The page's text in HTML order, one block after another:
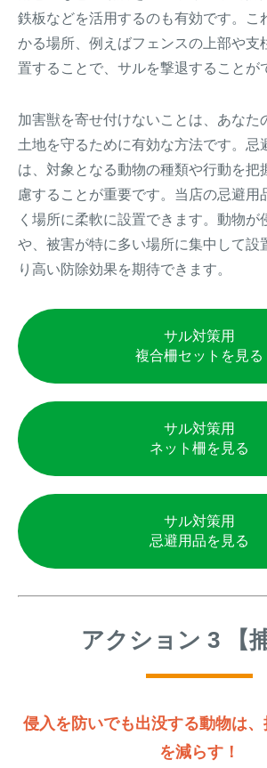
鉄板などを活用するのも有効です。こ
かる場所、例えばフェンスの上部や支
置することで、サルを撃退することが
加害獣を寄せ付けないことは、あなた
土地を守るために有効な方法です。忌
は、対象となる動物の種類や行動を把
慮することが重要です。当店の忌避用
く場所に柔軟に設置できます。動物が
や、被害が特に多い場所に集中して設
り高い防除効果を期待できます。
サル対策用
複合柵セットを見る
サル対策用
ネット柵を見る
サル対策用
忌避用品を見る
アクション 3 【捕
侵入を防いでも出没する動物は
を減らす！